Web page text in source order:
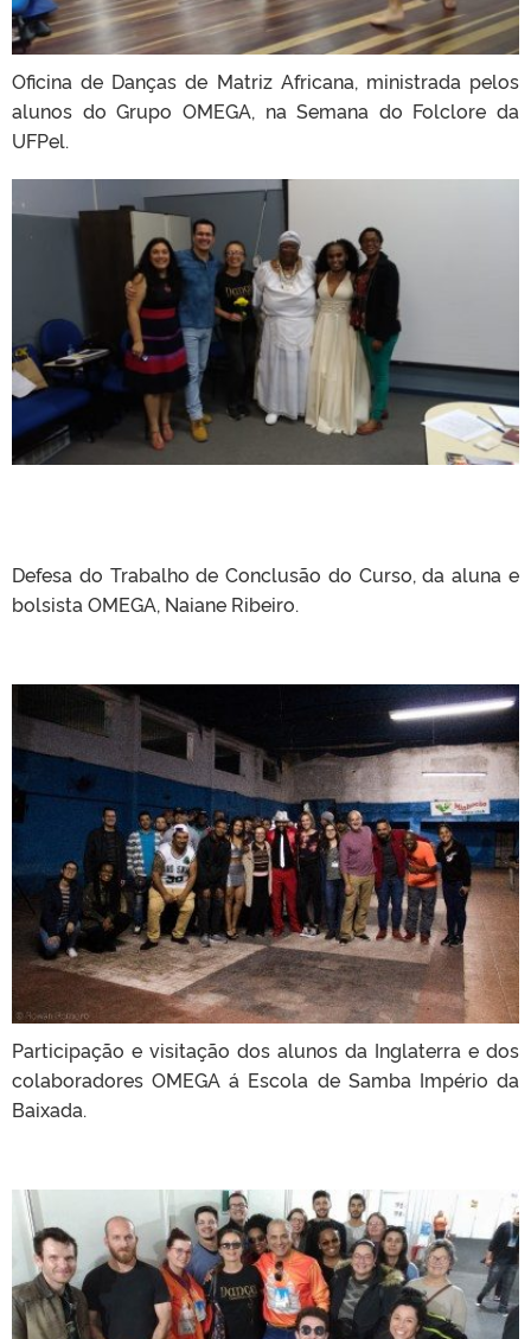
Oficina de Danças de Matriz Africana, ministrada pelos
alunos do Grupo OMEGA, na Semana do Folclore da
UFPel.
Defesa do Trabalho de Conclusão do Curso, da aluna e
bolsista OMEGA, Naiane Ribeiro.
Participação e visitação dos alunos da Inglaterra e dos
colaboradores OMEGA á Escola de Samba Império da
Baixada.